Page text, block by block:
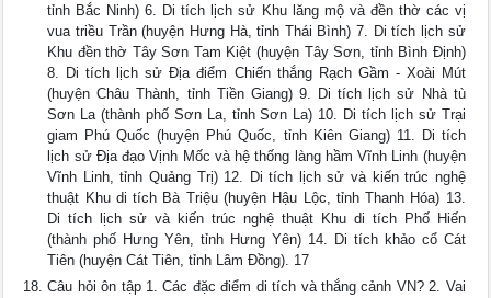
tỉnh Bắc Ninh) 6. Di tích lịch sử Khu lăng mộ và đền thờ các vị
vua triều Trần (huyện Hưng Hà, tỉnh Thái Bình) 7. Di tích lịch sử
Khu đền thờ Tây Sơn Tam Kiệt (huyện Tây Sơn, tỉnh Bình Định)
8. Di tích lịch sử Địa điểm Chiến thắng Rạch Gầm - Xoài Mút
(huyện Châu Thành, tỉnh Tiền Giang) 9. Di tích lịch sử Nhà tù
Sơn La (thành phố Sơn La, tỉnh Sơn La) 10. Di tích lịch sử Trại
giam Phú Quốc (huyện Phú Quốc, tỉnh Kiên Giang) 11. Di tích
lịch sử Địa đạo Vịnh Mốc và hệ thống làng hầm Vĩnh Linh (huyện
Vĩnh Linh, tỉnh Quảng Trị) 12. Di tích lịch sử và kiến trúc nghệ
thuật Khu di tích Bà Triệu (huyện Hậu Lộc, tỉnh Thanh Hóa) 13.
Di tích lịch sử và kiến trúc nghệ thuật Khu di tích Phố Hiến
(thành phố Hưng Yên, tỉnh Hưng Yên) 14. Di tích khảo cổ Cát
Tiên (huyện Cát Tiên, tỉnh Lâm Đồng). 17
Câu hỏi ôn tập 1. Các đặc điểm di tích và thắng cảnh VN? 2. Vai